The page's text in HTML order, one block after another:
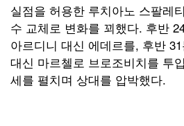
실점을 허용한 루치아노 스팔레
수 교체로 변화를 꾀했다. 후반
아르디니 대신 에데르를, 후반
대신 마르첼로 브로조비치를 투
세를 펼치며 상대를 압박했다.